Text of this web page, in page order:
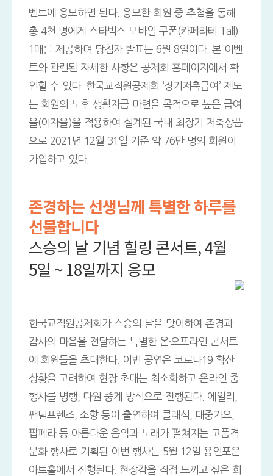
벤트에 응모하면 된다. 응모한 회원 중 추첨을 통해
총 4천 명에게 스타벅스 모바일 쿠폰(카페라테 Tall)
1매를 제공하며 당첨자 발표는 6월 8일이다. 본 이벤
트와 관련된 자세한 사항은 공제회 홈페이지에서 확
인할 수 있다. 한국교직원공제회 ‘장기저축급여’ 제도
는 회원의 노후 생활자금 마련을 목적으로 높은 급여
율(이자율)을 적용하여 설계된 국내 최장기 저축상품
으로 2021년 12월 31일 기준 약 76만 명의 회원이
가입하고 있다.
존경하는 선생님께 특별한 하루를
선물합니다
스승의 날 기념 힐링 콘서트, 4월
5일 ~ 18일까지 응모
한국교직원공제회가 스승의 날을 맞이하여 존경과
감사의 마음을 전달하는 특별한 온·오프라인 콘서트
에 회원들을 초대한다. 이번 공연은 코로나19 확산
상황을 고려하여 현장 초대는 최소화하고 온라인 줌
행사를 병행, 다원 중계 방식으로 진행된다. 에일리,
팬텀프렌즈, 소향 등이 출연하여 클래식, 대중가요,
팝페라 등 아름다운 음악과 노래가 펼쳐지는 고품격
문화 행사로 기획된 이번 행사는 5월 12일 용인포은
아트홀에서 진행된다. 현장감을 직접 느끼고 싶은 회